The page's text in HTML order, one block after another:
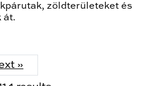
zöldterületeket és
át.
»